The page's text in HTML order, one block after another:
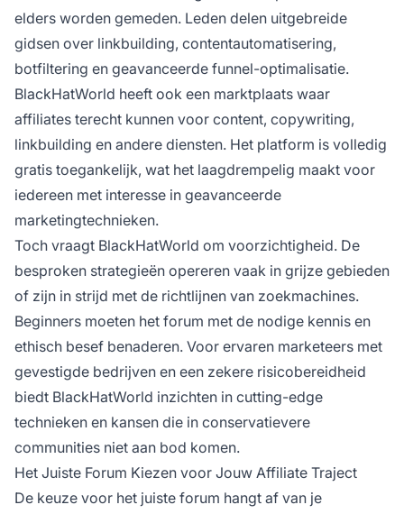
elders worden gemeden. Leden delen uitgebreide
gidsen over linkbuilding, contentautomatisering,
botfiltering en geavanceerde funnel-optimalisatie.
BlackHatWorld heeft ook een marktplaats waar
affiliates terecht kunnen voor content, copywriting,
linkbuilding en andere diensten. Het platform is volledig
gratis toegankelijk, wat het laagdrempelig maakt voor
iedereen met interesse in geavanceerde
marketingtechnieken.
Toch vraagt BlackHatWorld om voorzichtigheid. De
besproken strategieën opereren vaak in grijze gebieden
of zijn in strijd met de richtlijnen van zoekmachines.
Beginners moeten het forum met de nodige kennis en
ethisch besef benaderen. Voor ervaren marketeers met
gevestigde bedrijven en een zekere risicobereidheid
biedt BlackHatWorld inzichten in cutting-edge
technieken en kansen die in conservatievere
communities niet aan bod komen.
Het Juiste Forum Kiezen voor Jouw Affiliate Traject
De keuze voor het juiste forum hangt af van je